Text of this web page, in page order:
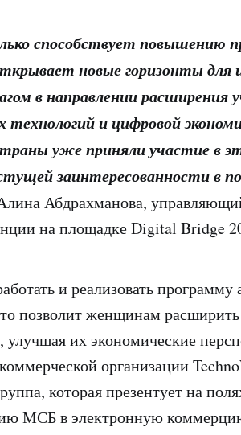
способствует повышению
новые горизонты для
в направлении расширения
и цифровой
уже приняли участие в
заинтересованности в
Абдрахманова,
на площадке Digital Bridge
и реализовать программу
позволит женщинам
их экономические
организации
которая презентует на
МСБ в электронную